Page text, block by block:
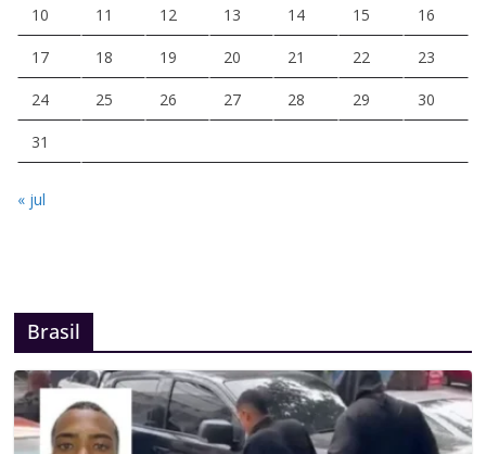
10 11 12 13 14 15 16
17 18 19 20 21 22 23
24 25 26 27 28 29 30
31
« jul
Brasil